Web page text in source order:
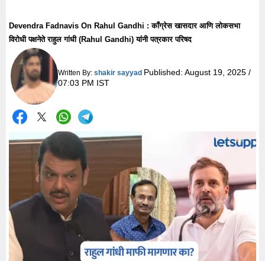
Devendra Fadnavis On Rahul Gandhi : काँग्रेस खासदार आणि लोकसभा
विरोधी पक्षनेते राहुल गांधी (Rahul Gandhi) यांनी पत्रकार परिषद
Written By:shakir sayyad Published:August 19, 2025 /
07:03 PM IST